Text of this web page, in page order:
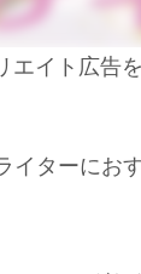
エイト広告
イターにお